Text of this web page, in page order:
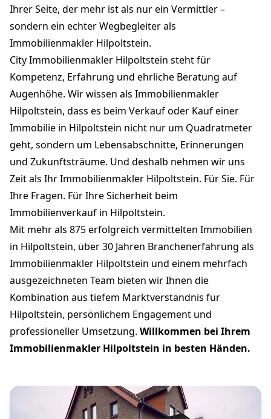
Ihrer Seite, der mehr ist als nur ein Vermittler –
sondern ein echter Wegbegleiter als
Immobilienmakler Hilpoltstein.
City Immobilienmakler Hilpoltstein steht für
Kompetenz, Erfahrung und ehrliche Beratung auf
Augenhöhe. Wir wissen als Immobilienmakler
Hilpoltstein, dass es beim Verkauf oder Kauf einer
Immobilie in Hilpoltstein nicht nur um Quadratmeter
geht, sondern um Lebensabschnitte, Erinnerungen
und Zukunftsträume. Und deshalb nehmen wir uns
Zeit als Ihr Immobilienmakler Hilpoltstein. Für Sie. Für
Ihre Fragen. Für Ihre Sicherheit beim
Immobilienverkauf in Hilpoltstein.
Mit mehr als 875 erfolgreich vermittelten Immobilien
in Hilpoltstein, über 30 Jahren Branchenerfahrung als
Immobilienmakler Hilpoltstein und einem mehrfach
ausgezeichneten Team bieten wir Ihnen die
Kombination aus tiefem Marktverständnis für
Hilpoltstein, persönlichem Engagement und
professioneller Umsetzung. Willkommen bei Ihrem
Immobilienmakler Hilpoltstein in besten Händen.